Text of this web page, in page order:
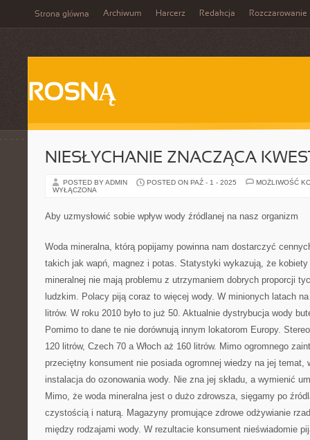
Strona główna Archiwum Harcerz Redakcja Rozczarowanie
ROSNĄ
NIESŁYCHANIE ZNACZĄCA
POSTED BY ADMIN POSTED ON PAŹ - 1 - 2025
MOŻLIWOŚĆ
WYŁĄCZONA
Aby uzmysłowić sobie wpływ wody źródlanej na nasz organizm
Woda mineralna, którą popijamy powinna nam dostarczyć
takich jak wapń, magnez i potas. Statystyki wykazują, że kobiety
mineralnej nie mają problemu z utrzymaniem dobrych proporcji
ludzkim. Polacy piją coraz to więcej wody. W minionych latach na
litrów. W roku 2010 było to już 50. Aktualnie dystrybucja wody
Pomimo to dane te nie dorównują innym lokatorom Europy.
120 litrów, Czech 70 a Włoch aż 160 litrów. Mimo ogromnego
przeciętny konsument nie posiada ogromnej wiedzy na jej temat,
instalacja do ozonowania wody. Nie zna jej składu, a wymienić
Mimo, że woda mineralna jest o dużo zdrowsza, sięgamy po
czystością i naturą. Magazyny promujące zdrowe odżywianie
między rodzajami wody. W rezultacie konsument nieświadomie